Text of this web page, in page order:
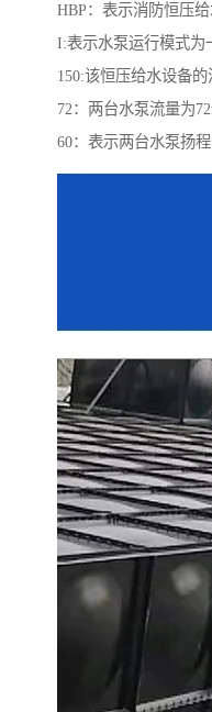
HBP：表示消防恒压给
I:表示水泵运行模式为
150:该恒压给水设备的
72：两台水泵流量为
60：表示两台水泵扬